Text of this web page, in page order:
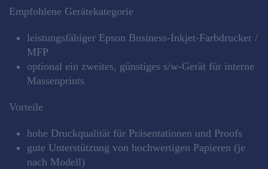
Empfohlene Gerätekategorie
leistungsfähiger Epson Business‑Inkjet‑Farbdrucker /
MFP
optional ein zweites, günstiges s/w‑Gerät für interne
Massenprints
Vorteile
hohe Druckqualität für Präsentationen und Proofs
gute Unterstützung von hochwertigen Papieren (je
nach Modell)